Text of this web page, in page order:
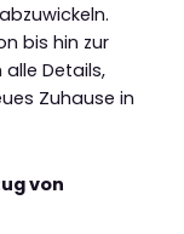
bis hin zur
Details,
Zuhause in
von